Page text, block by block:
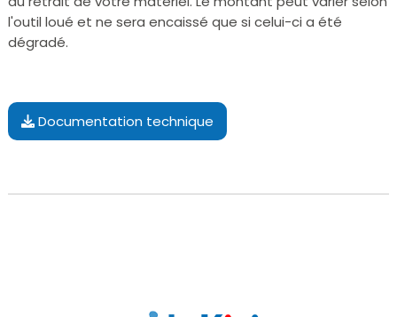
l'outil loué et ne sera encaissé que si celui-ci a été
dégradé.
Documentation technique